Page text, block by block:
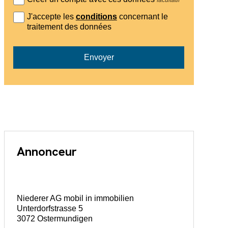
J'accepte les conditionsconcernant le
traitement des données
Envoyer
Annonceur
Niederer AG mobil in immobilien
Unterdorfstrasse 5
3072 Ostermundigen